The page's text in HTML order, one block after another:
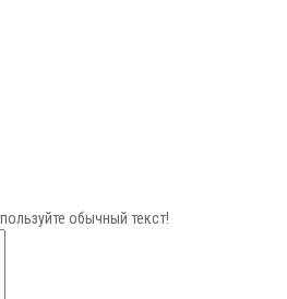
обычный текст!